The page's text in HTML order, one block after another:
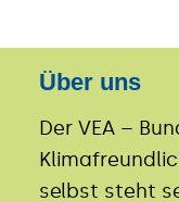
Über uns
Der VEA –
selbst steht